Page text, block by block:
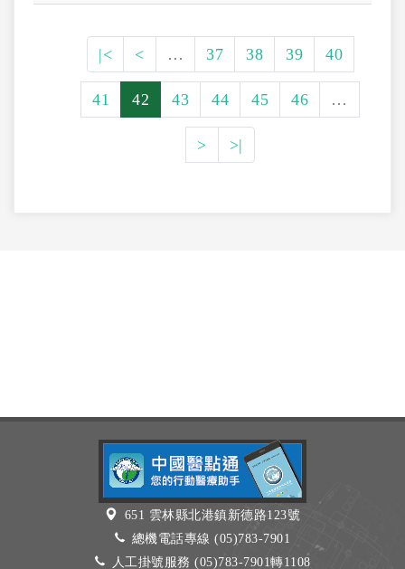
|< < … 37 38 39 40
41 42 43 44 45 46 …
> >|
651 雲林縣北港鎮新德路123號
總機電話專線 (05)783-7901
人工掛號服務 (05)783-7901轉1108